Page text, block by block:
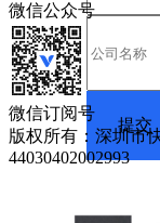
微信公众号
微信订阅号
版权所有：深圳市
44030402002993